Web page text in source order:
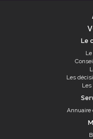
Le
Les
Annuaire